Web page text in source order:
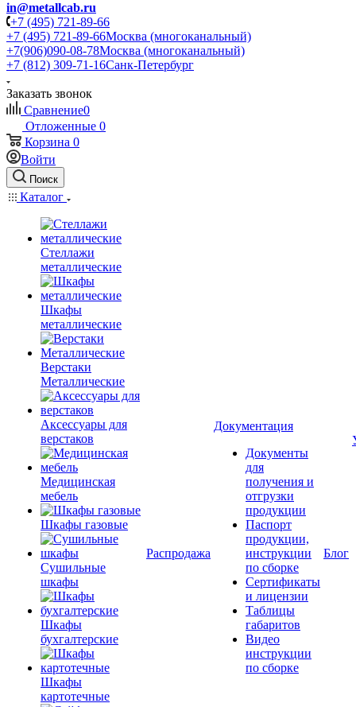
in@metallcab.ru
+7 (495) 721-89-66
+7 (495) 721-89-66Москва (многоканальный)
+7(906)090-08-78Москва (многоканальный)
+7 (812) 309-71-16Санк-Петербург
Заказать звонок
Сравнение0
Отложенные 0
Корзина 0
Войти
Поиск
Каталог
Стеллажи
металлические
Шкафы
металлические
Верстаки
Металлические
Аксессуары для
верстаков
Медицинская
мебель
Шкафы газовые
Сушильные
шкафы
Шкафы
бухгалтерские
Шкафы
картотечные
Распродажа
Документация
Документы
для
получения и
отгрузки
продукции
Паспорт
продукции,
инструкции
по сборке
Сертификаты
и лицензии
Таблицы
габаритов
Видео
инструкции
по сборке
Блог